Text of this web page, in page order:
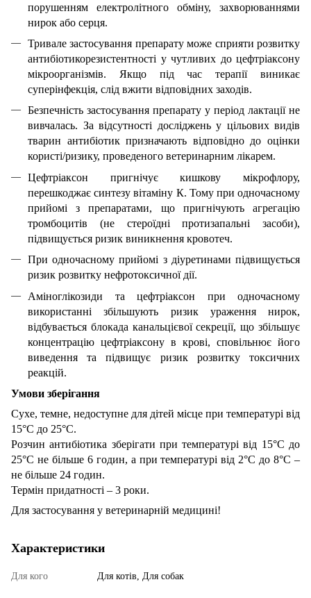
порушенням електролітного обміну, захворюваннями
нирок або серця.
Тривале застосування препарату може сприяти розвитку
антибіотикорезистентності у чутливих до цефтріаксону
мікроорганізмів. Якщо під час терапії виникає
суперінфекція, слід вжити відповідних заходів.
Безпечність застосування препарату у період лактації не
вивчалась. За відсутності досліджень у цільових видів
тварин антибіотик призначають відповідно до оцінки
користі/ризику, проведеного ветеринарним лікарем.
Цефтріаксон пригнічує кишкову мікрофлору,
перешкоджає синтезу вітаміну К. Тому при одночасному
прийомі з препаратами, що пригнічують агрегацію
тромбоцитів (не стероїдні протизапальні засоби),
підвищується ризик виникнення кровотеч.
При одночасному прийомі з діуретинами підвищується
ризик розвитку нефротоксичної дії.
Аміноглікозиди та цефтріаксон при одночасному
використанні збільшують ризик ураження нирок,
відбувається блокада канальцієвої секреції, що збільшує
концентрацію цефтріаксону в крові, сповільнює його
виведення та підвищує ризик розвитку токсичних
реакцій.
Умови зберігання
Сухе, темне, недоступне для дітей місце при температурі від
15°С до 25°С.
Розчин антибіотика зберігати при температурі від 15°С до
25°С не більше 6 годин, а при температурі від 2°С до 8°С –
не більше 24 годин.
Термін придатності – 3 роки.
Для застосування у ветеринарній медицині!
Характеристики
Для кого Для котів, Для собак